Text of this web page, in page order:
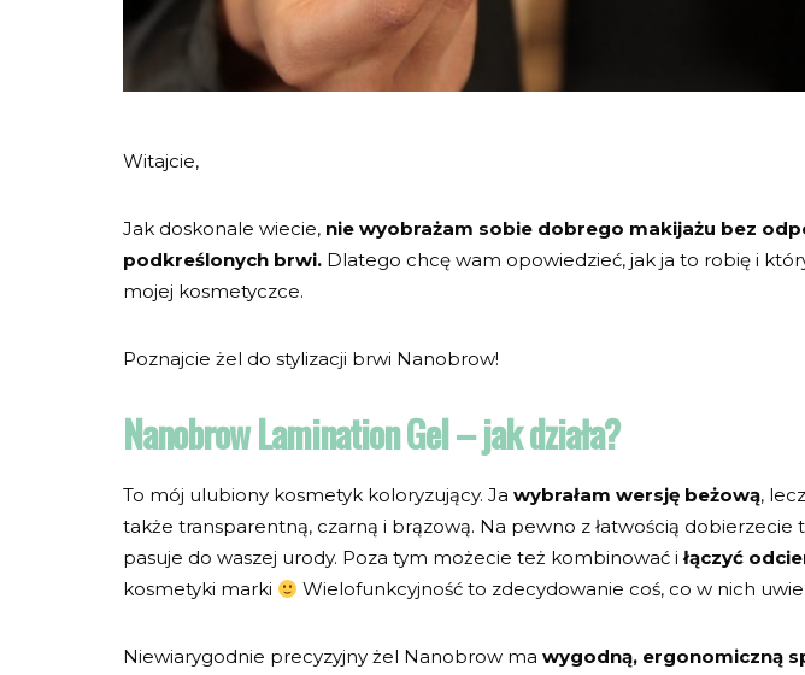
Witajcie,
Jak doskonale wiecie, nie wyobrażam sobie dobrego makijażu bez
podkreślonych brwi. Dlatego chcę wam opowiedzieć, jak ja to robię i
mojej kosmetyczce.
Poznajcie żel do stylizacji brwi Nanobrow!
Nanobrow Lamination Gel – jak działa?
To mój ulubiony kosmetyk koloryzujący. Ja wybrałam wersję beżową,
także transparentną, czarną i brązową. Na pewno z łatwością dobierzecie
pasuje do waszej urody. Poza tym możecie też kombinować i łączyć
kosmetyki marki
Wielofunkcyjność to zdecydowanie coś, co w nich
Niewiarygodnie precyzyjny żel Nanobrow ma wygodną, ergonomiczną